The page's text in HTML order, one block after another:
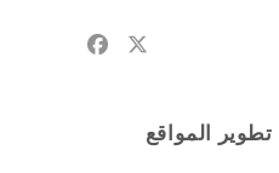
تطوير المواقع